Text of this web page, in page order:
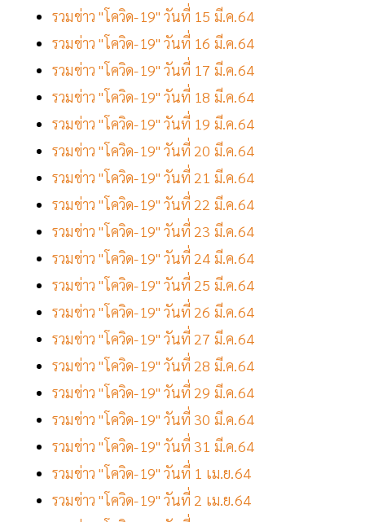
รวมข่าว "โควิด-19" วันที่ 15 มี.ค.64
รวมข่าว "โควิด-19" วันที่ 16 มี.ค.64
รวมข่าว "โควิด-19" วันที่ 17 มี.ค.64
รวมข่าว "โควิด-19" วันที่ 18 มี.ค.64
รวมข่าว "โควิด-19" วันที่ 19 มี.ค.64
รวมข่าว "โควิด-19" วันที่ 20 มี.ค.64
รวมข่าว "โควิด-19" วันที่ 21 มี.ค.64
รวมข่าว "โควิด-19" วันที่ 22 มี.ค.64
รวมข่าว "โควิด-19" วันที่ 23 มี.ค.64
รวมข่าว "โควิด-19" วันที่ 24 มี.ค.64
รวมข่าว "โควิด-19" วันที่ 25 มี.ค.64
รวมข่าว "โควิด-19" วันที่ 26 มี.ค.64
รวมข่าว "โควิด-19" วันที่ 27 มี.ค.64
รวมข่าว "โควิด-19" วันที่ 28 มี.ค.64
รวมข่าว "โควิด-19" วันที่ 29 มี.ค.64
รวมข่าว "โควิด-19" วันที่ 30 มี.ค.64
รวมข่าว "โควิด-19" วันที่ 31 มี.ค.64
รวมข่าว "โควิด-19" วันที่ 1 เม.ย.64
รวมข่าว "โควิด-19" วันที่ 2 เม.ย.64